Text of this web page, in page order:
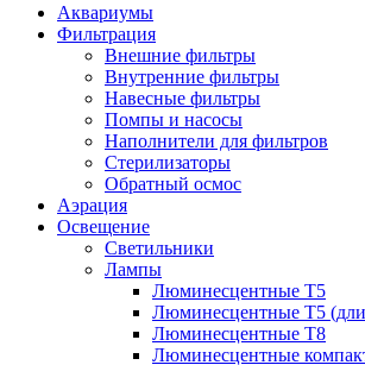
Аквариумы
Фильтрация
Внешние фильтры
Внутренние фильтры
Навесные фильтры
Помпы и насосы
Наполнители для фильтров
Стерилизаторы
Обратный осмос
Аэрация
Освещение
Светильники
Лампы
Люминесцентные T5
Люминесцентные T5
Люминесцентные T8
Люминесцентные